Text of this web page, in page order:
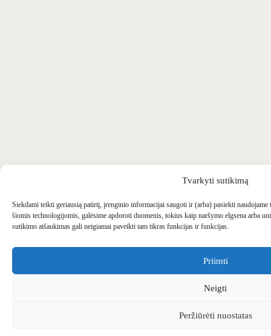
Tvarkyti sutikimą
Siekdami teikti geriausią patirtį, įrenginio informacijai saugoti ir (arba) pasiekti
šiomis technologijomis, galėsime apdoroti duomenis, tokius kaip naršymo elgsena arba
sutikimo atšaukimas gali neigiamai paveikti tam tikras funkcijas ir funkcijas.
Priimti
Neigti
Peržiūrėti nuostatas